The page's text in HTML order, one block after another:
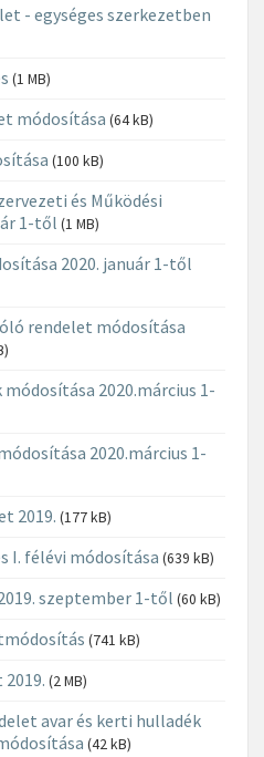
- egységes szerkezetben
(1 MB)
módosítása (64 kB)
(100 kB)
és Működési
1-től (1 MB)
2020. január 1-től
rendelet módosítása
2020.március 1-
2020.március 1-
2019. (177 kB)
I. félévi módosítása (639 kB)
szeptember 1-től (60 kB)
(741 kB)
(2 MB)
avar és kerti hulladék
(42 kB)